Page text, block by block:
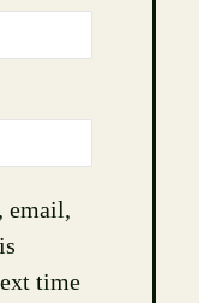
email,
time